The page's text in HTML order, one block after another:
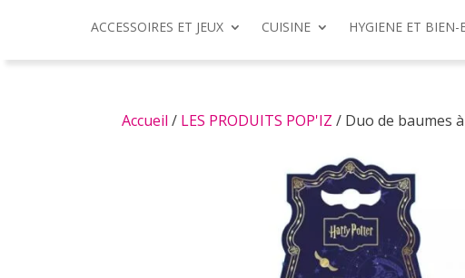
ACCESSOIRES ET JEUX CUISINE HYGIENE ET BIEN-
Accueil / LES PRODUITS POP'IZ / Duo de baumes